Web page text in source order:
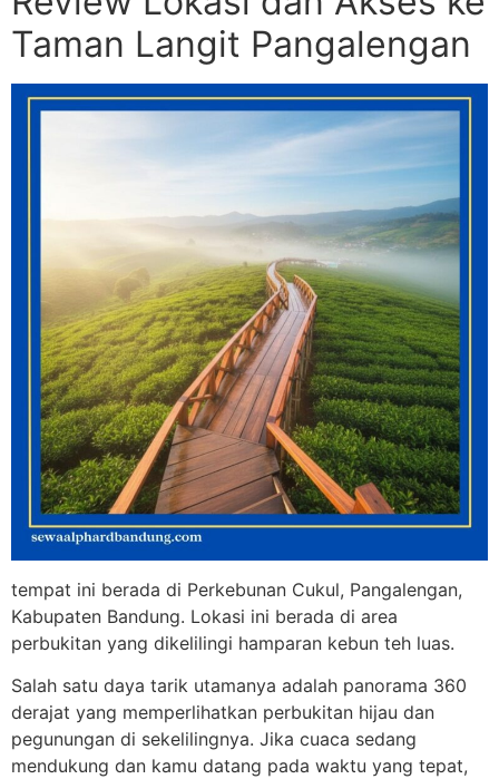
Taman Langit Pangalengan
tempat ini berada di Perkebunan Cukul, Pangalengan,
Kabupaten Bandung. Lokasi ini berada di area
perbukitan yang dikelilingi hamparan kebun teh luas.
Salah satu daya tarik utamanya adalah panorama 360
derajat yang memperlihatkan perbukitan hijau dan
pegunungan di sekelilingnya. Jika cuaca sedang
mendukung dan kamu datang pada waktu yang tepat,